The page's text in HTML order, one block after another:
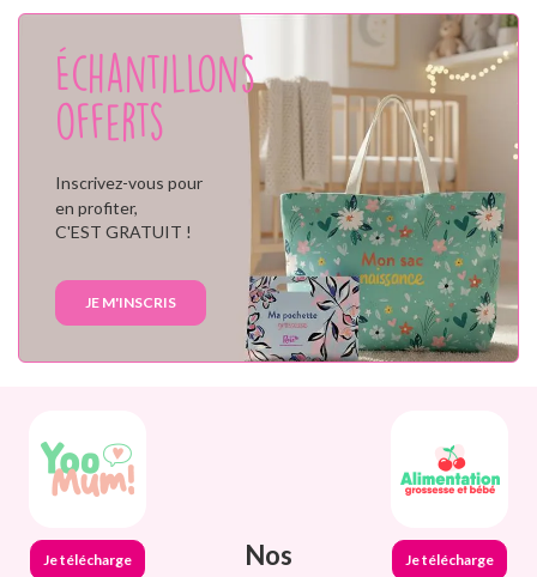
Échantillons
offerts
Inscrivez-vous pour
en profiter,
C'EST GRATUIT !
JE M'INSCRIS
Je télécharge
Nos
Je télécharge